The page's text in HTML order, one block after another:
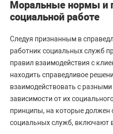
Моральные нормы и
социальной работе
Следуя признанным в
работник социальных служб
правил взаимодействия с
находить справедливое
взаимодействовать с
зависимости от их
принципы, на которые должен
социальных служб, включают